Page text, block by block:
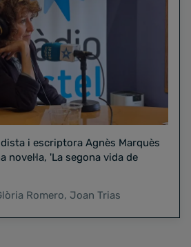
i escriptora Agnès Marquès
novel·la, 'La segona vida de
Romero, Joan Trias